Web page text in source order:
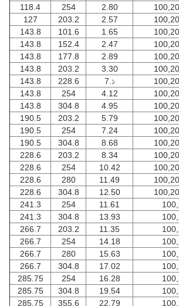
118.4
254 2.80
127
203.2 2.57
143.8
101.6 1.65
143.8
152.4 2.47
143.8
177.8 2.89
143.8
203.2 3.30
143.8
228.6 7.১
143.8
254 4.12
143.8
304.8 4.95
190.5
203.2 5.79
190.5
254 7.24
190.5
304.8 8.68
228.6
203.2 8.34
228.6
254 10.42
228.6
280 11.49
228.6
304.8 12.50
241.3
254 11.61
241.3
304.8 13.93
266.7
203.2 11.35
266.7
254 14.18
266.7
280 15.63
266.7
304.8 17.02
285.75
254 16.28
285.75
304.8 19.54
285.75
355.6 22.79